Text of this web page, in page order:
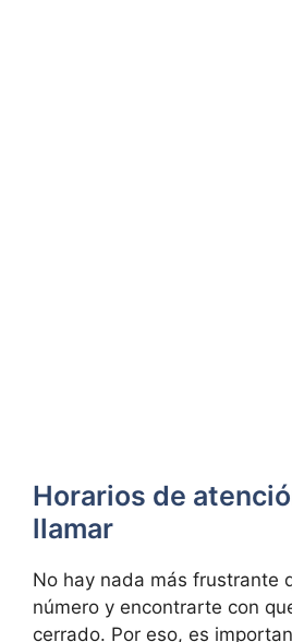
Horarios de
llamar
No hay nada más frustrante
número y encontrarte con
cerrado. Por eso, es